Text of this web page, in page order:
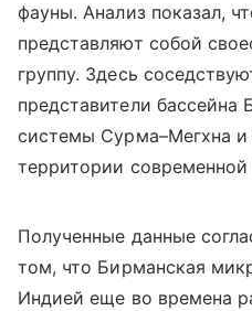
фауны. Анализ показал,
представляют собой
группу. Здесь
представители бассейна
системы Сурма–Мегхна
территории
Полученные данные
том, что Бирманская
Индией еще во времена